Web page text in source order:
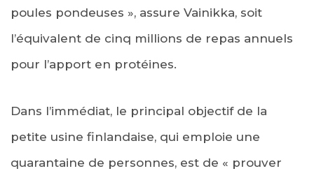
poules pondeuses », assure Vainikka, soit
l’équivalent de cinq millions de repas annuels
pour l’apport en protéines.
Dans l’immédiat, le principal objectif de la
petite usine finlandaise, qui emploie une
quarantaine de personnes, est de « prouver